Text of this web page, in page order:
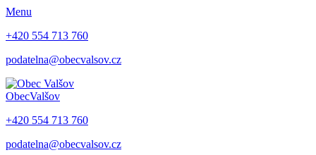
Menu
+420 554 713 760
podatelna@obecvalsov.cz
ObecValšov
+420 554 713 760
podatelna@obecvalsov.cz